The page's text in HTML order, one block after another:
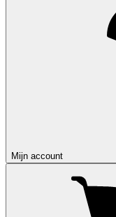
Mijn account